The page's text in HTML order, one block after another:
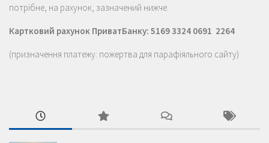
потрібне, на рахунок, зазначений нижче.
Картковий рахунок ПриватБанку: 5169 3324 0691 2264
(призначення платежу: пожертва для парафіяльного сайту)